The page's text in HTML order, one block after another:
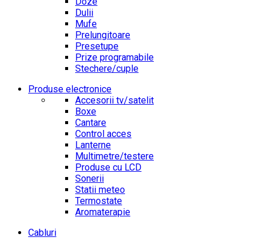
Dulii
Mufe
Prelungitoare
Presetupe
Prize programabile
Stechere/cuple
Produse electronice
Accesorii tv/satelit
Boxe
Cantare
Control acces
Lanterne
Multimetre/testere
Produse cu LCD
Sonerii
Statii meteo
Termostate
Aromaterapie
Cabluri